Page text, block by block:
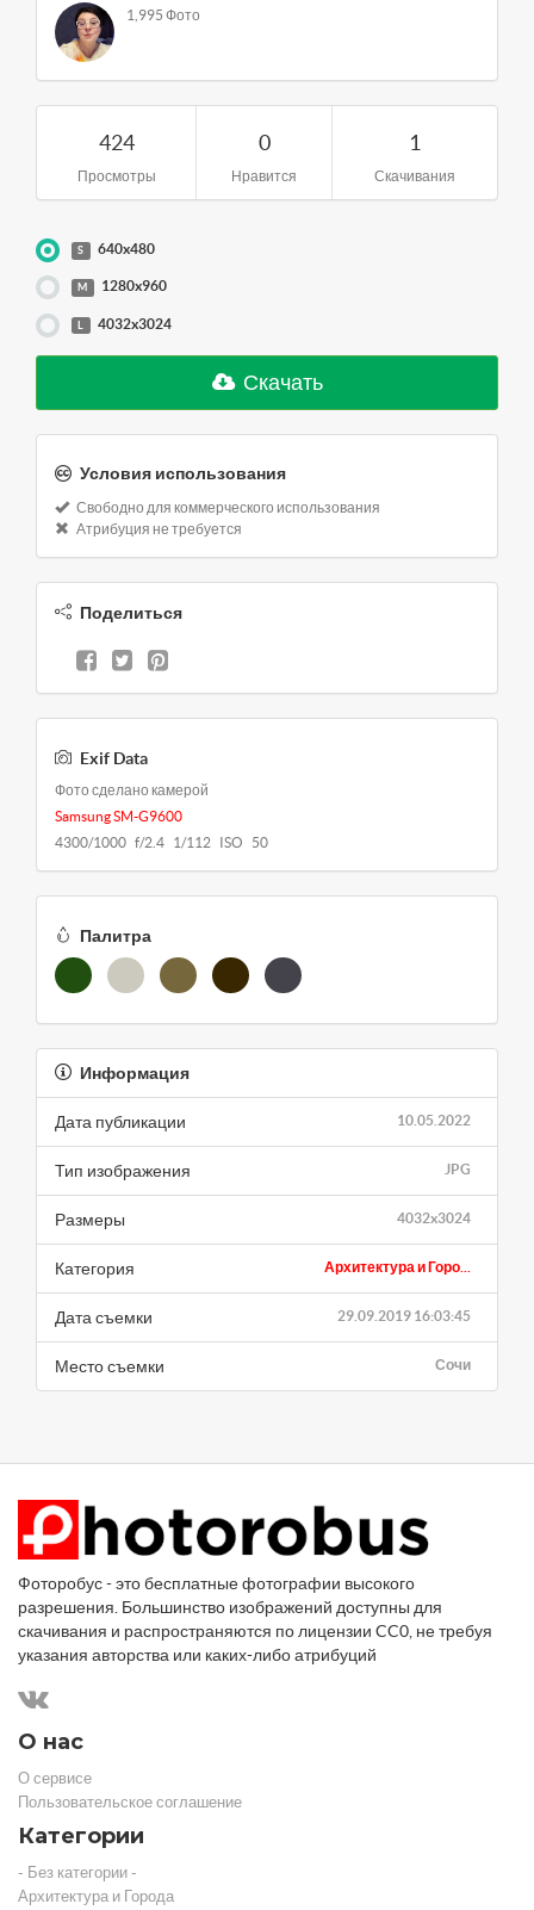
1,995 Фото
424
Просмотры
0
Нравится
1
Скачивания
S 640x480
M 1280x960
4032x3024
Скачать
Условия использования
Свободно для коммерческого использования
Атрибуция не требуется
Поделиться
Exif Data
Фото сделано камерой
Samsung SM-G9600
4300/1000 f/2.4 1/112 ISO 50
Палитра
Информация
10.05.2022
Дата публикации
JPG
Тип изображения
4032x3024
Размеры
Архитектура и Горо...
Категория
29.09.2019 16:03:45
Дата съемки
Сочи
Место съемки
Фоторобус - это бесплатные фотографии высокого
разрешения. Большинство изображений доступны для
скачивания и распространяются по лицензии CC0, не требуя
указания авторства или каких-либо атрибуций
О нас
О сервисе
Пользовательское соглашение
Категории
- Без категории -
Архитектура и Города